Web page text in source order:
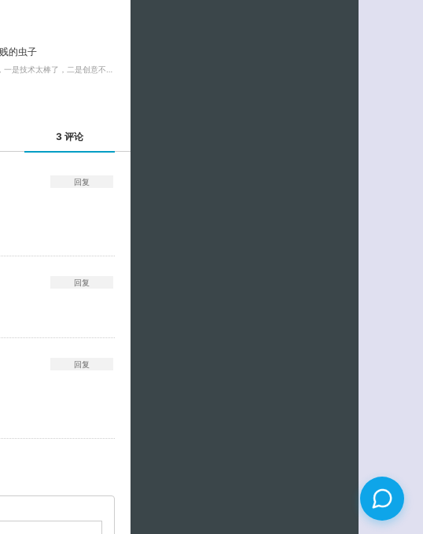
的虫子
是技术太棒了，二是创意不…
3 评论
回复
回复
回复